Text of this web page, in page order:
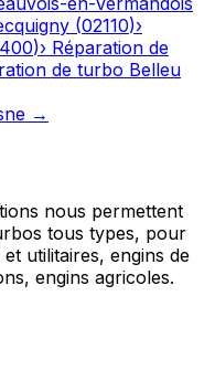
(02110)›
)› Réparation de
de turbo Belleu
→
nous permettent
tous types, pour
utilitaires, engins de
engins agricoles.